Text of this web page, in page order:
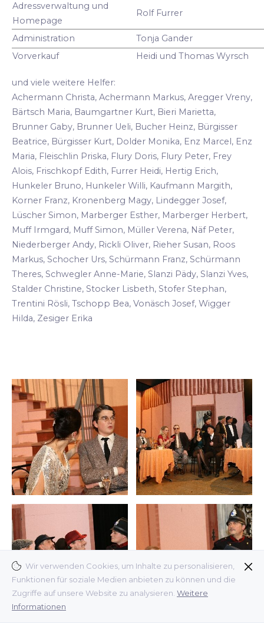
Wir verwenden Cookies, um Inhalte zu personalisieren,
Funktionen für soziale Medien anbieten zu können und die
Zugriffe auf unsere Website zu analysieren. Weitere
Informationen
Adressverwaltung und
Homepage
Rolf Furrer
Administration
Tonja Gander
Vorverkauf
Heidi und Thomas Wyrsch
und viele weitere Helfer:
Achermann Christa, Achermann Markus, Aregger Vreny,
Bärtsch Maria, Baumgartner Kurt, Bieri Marietta,
Brunner Gaby, Brunner Ueli, Bucher Heinz, Bürgisser
Beatrice, Bürgisser Kurt, Dolder Monika, Enz Marcel, Enz
Maria, Fleischlin Priska, Flury Doris, Flury Peter, Frey
Alois, Frischkopf Edith, Furrer Heidi, Hertig Erich,
Hunkeler Bruno, Hunkeler Willi, Kaufmann Margith,
Korner Franz, Kronenberg Magy, Lindegger Josef,
Lüscher Simon, Marberger Esther, Marberger Herbert,
Muff Irmgard, Muff Simon, Müller Verena, Näf Peter,
Niederberger Andy, Rickli Oliver, Rieher Susan, Roos
Markus, Schocher Urs, Schürmann Franz, Schürmann
Theres, Schwegler Anne-Marie, Slanzi Pädy, Slanzi Yves,
Stalder Christine, Stocker Lisbeth, Stofer Stephan,
Trentini Rösli, Tschopp Bea, Vonäsch Josef, Wigger
Hilda, Zesiger Erika